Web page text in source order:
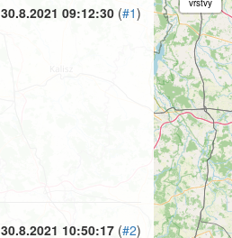
30.8.2021 09:12:30 (#1)
30.8.2021 10:50:17 (#2)